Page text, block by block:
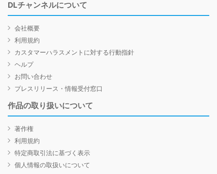
DLチャンネルについて
会社概要
利用規約
カスタマーハラスメントに対する行動指針
ヘルプ
お問い合わせ
プレスリリース・情報受付窓口
作品の取り扱いについて
著作権
利用規約
特定商取引法に基づく表示
個人情報の取扱いについて